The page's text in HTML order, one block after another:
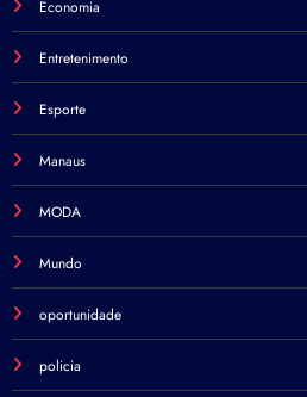
Economia
Entretenimento
Esporte
Manaus
MODA
Mundo
oportunidade
policia